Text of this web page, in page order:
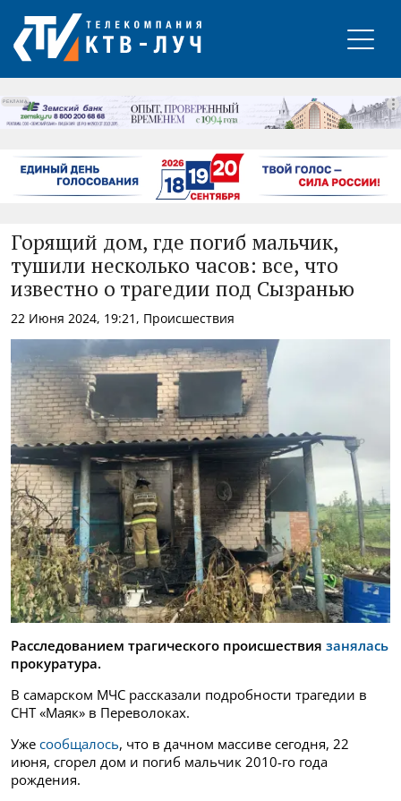
РЕКЛАМА
Горящий дом, где погиб мальчик,
тушили несколько часов: все, что
известно о трагедии под Сызранью
22 Июня 2024, 19:21, Происшествия
Расследованием трагического происшествия занялась
прокуратура.
В самарском МЧС рассказали подробности трагедии в
СНТ «Маяк» в Переволоках.
Уже сообщалось, что в дачном массиве сегодня, 22
июня, сгорел дом и погиб мальчик 2010-го года
рождения.